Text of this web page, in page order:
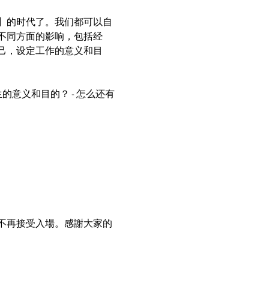
的时代了。我们都可以自
同方面的影响，包括经
，设定工作的意义和目
意义和目的？ - 怎么还有
再接受入場。感謝大家的